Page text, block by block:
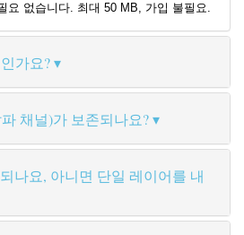
요 없습니다. 최대 50 MB, 가입 불필요.
가요?
채널)가 보존되나요?
나요, 아니면 단일 레이어를 내